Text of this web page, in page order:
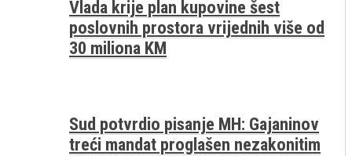
Vlada krije plan kupovine šest
poslovnih prostora vrijednih više od
30 miliona KM
Sud potvrdio pisanje MH: Gajaninov
treći mandat proglašen nezakonitim